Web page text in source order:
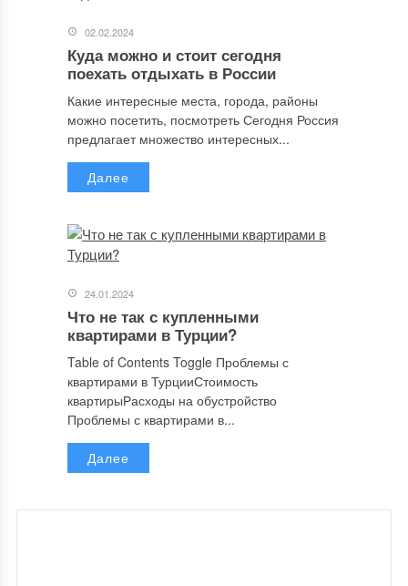
02.02.2024
Куда можно и стоит сегодня
поехать отдыхать в России
Какие интересные места, города, районы
можно посетить, посмотреть Сегодня Россия
предлагает множество интересных...
Далее
24.01.2024
Что не так с купленными
квартирами в Турции?
Table of Contents Toggle Проблемы с
квартирами в ТурцииСтоимость
квартирыРасходы на обустройство
Проблемы с квартирами в...
Далее